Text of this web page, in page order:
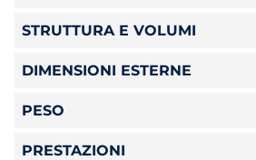
STRUTTURA E VOLUMI
DIMENSIONI ESTERNE
PESO
PRESTAZIONI